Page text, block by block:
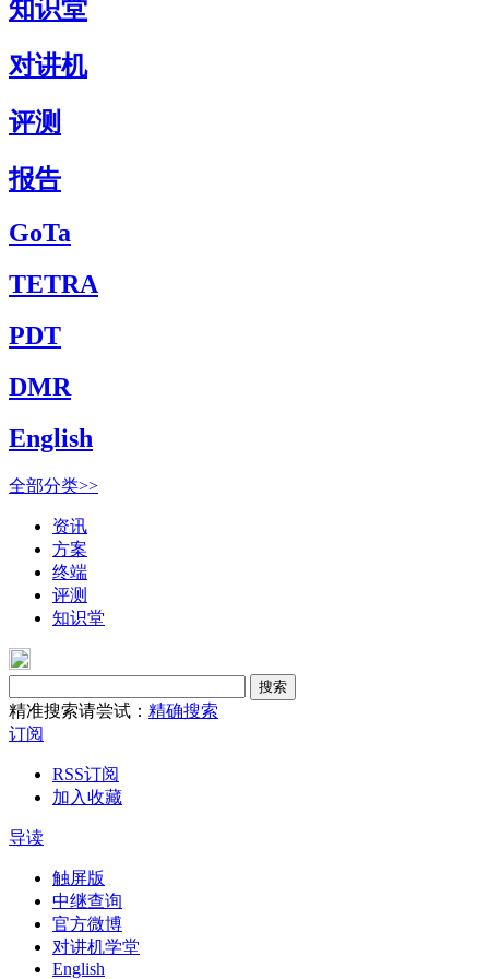
知识堂
对讲机
评测
报告
GoTa
TETRA
PDT
DMR
English
全部分类>>
资讯
方案
终端
评测
知识堂
搜索
精准搜索请尝试： 精确搜索
订阅
RSS订阅
加入收藏
导读
触屏版
中继查询
官方微博
对讲机学堂
English